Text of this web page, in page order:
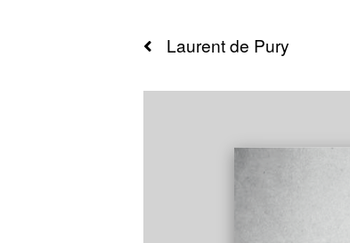
Laurent de Pury